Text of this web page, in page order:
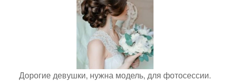
Дорогие девушки, нужна модель, для фотосессии.